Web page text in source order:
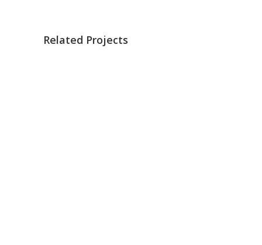
Related Projects